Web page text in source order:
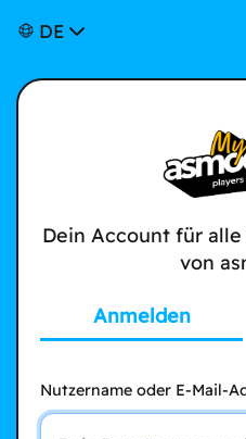
DE
Dein Account für
von
Anmelden
Nutzername oder E-Mail-